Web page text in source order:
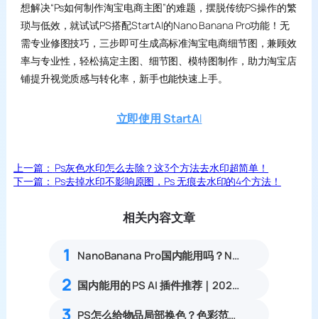
想解决“Ps如何制作淘宝电商主图”的难题，摆脱传统PS操作的繁
琐与低效，就试试PS搭配StartAI的Nano Banana Pro功能！无
需专业修图技巧，三步即可生成高标准淘宝电商细节图，兼顾效
率与专业性，轻松搞定主图、细节图、模特图制作，助力淘宝店
铺提升视觉质感与转化率，新手也能快速上手。
立即使用 StartAI
上一篇： Ps灰色水印怎么去除？这3个方法去水印超简单！
下一篇： Ps去掉水印不影响原图，Ps 无痕去水印的4个方法！
相关内容文章
1 NanoBanana Pro国内能用吗？Nano banana使用教程
2 国内能用的 PS AI 插件推荐｜2026 4款AI插件最新实测
3 PS怎么给物品局部换色？色彩范围精准改色零基础教程